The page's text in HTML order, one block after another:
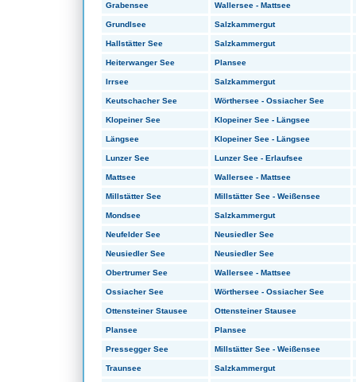
Grabensee Wallersee - Mattsee
Grundlsee Salzkammergut
Hallstätter See Salzkammergut
Heiterwanger See Plansee
Irrsee Salzkammergut
Keutschacher See Wörthersee - Ossiacher See
Klopeiner See Klopeiner See - Längsee
Längsee Klopeiner See - Längsee
Lunzer See Lunzer See - Erlaufsee
Mattsee Wallersee - Mattsee
Millstätter See Millstätter See - Weißensee
Mondsee Salzkammergut
Neufelder See Neusiedler See
Neusiedler See Neusiedler See
Obertrumer See Wallersee - Mattsee
Ossiacher See Wörthersee - Ossiacher See
Ottensteiner Stausee Ottensteiner Stausee
Plansee Plansee
Pressegger See Millstätter See - Weißensee
Traunsee Salzkammergut